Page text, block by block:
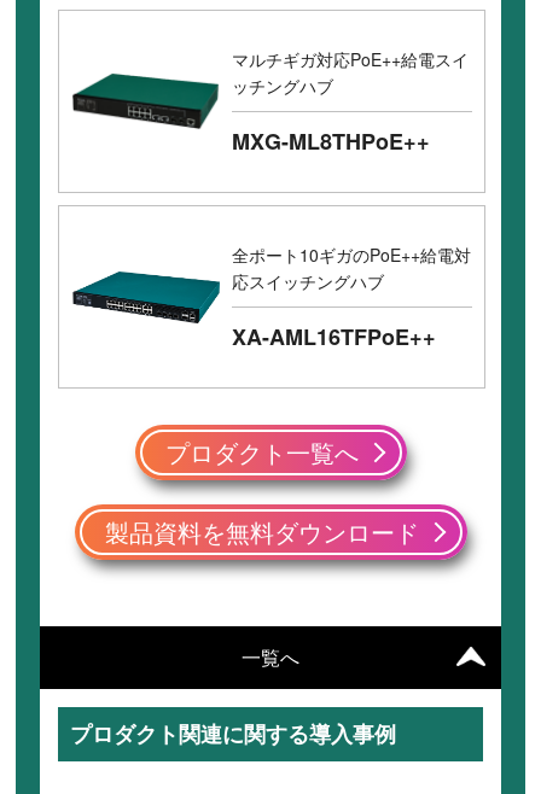
一覧へ
マルチギガ対応PoE++給電スイ
ッチングハブ
MXG-ML8THPoE++
全ポート10ギガのPoE++給電対
応スイッチングハブ
XA-AML16TFPoE++
プロダクト一覧へ
製品資料を無料ダウンロード
プロダクト関連に関する導入事例